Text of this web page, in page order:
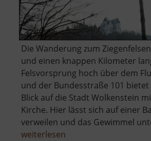
Die Wanderung zum
und einen knappen Kilometer
Felsvorsprung hoch über dem
und der Bundesstraße 101
Blick auf die Stadt Wolkenstein
Kirche. Hier lässt sich auf einer
verweilen und das Gewimmel
weiterlesen